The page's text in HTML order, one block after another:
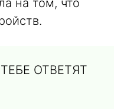
на том, что
ОТВЕТЯТ